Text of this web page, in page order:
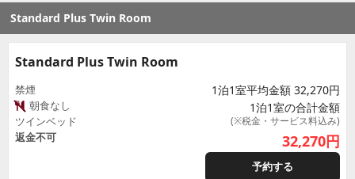
Standard Plus Twin Room
Standard Plus Twin Room
禁煙
朝食なし
ツインベッド
返金不可
1泊1室平均金額 32,270円
1泊1室の合計金額
(※税金・サービス料込み)
32,270円
予約する